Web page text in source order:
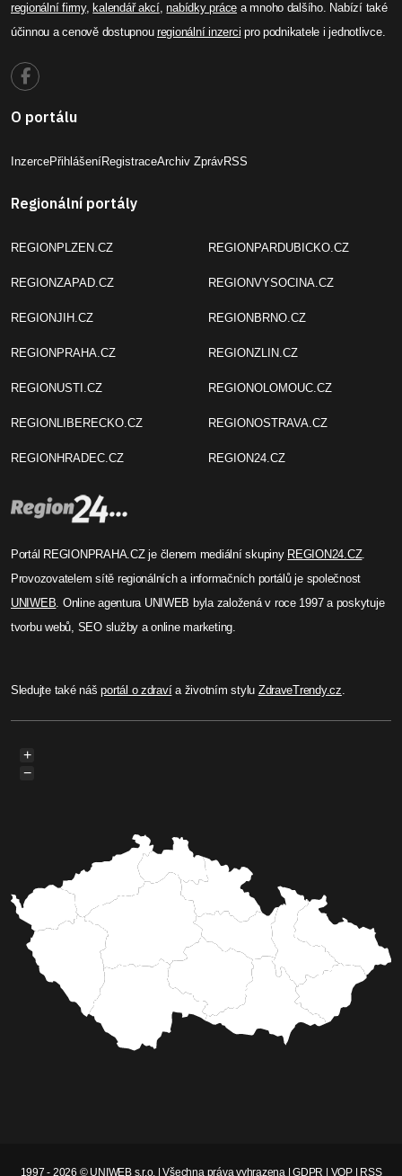
regionální firmy, kalendář akcí,nabídky práce a mnoho dalšího. Nabízí také
účinnou a cenově dostupnou regionální inzerci pro podnikatele i jednotlivce.
O portálu
InzercePřihlášeníRegistraceArchiv ZprávRSS
Regionální portály
REGIONPLZEN.CZ
REGIONZAPAD.CZ
REGIONJIH.CZ
REGIONPRAHA.CZ
REGIONUSTI.CZ
REGIONLIBERECKO.CZ
REGIONHRADEC.CZ
REGIONPARDUBICKO.CZ
REGIONVYSOCINA.CZ
REGIONBRNO.CZ
REGIONZLIN.CZ
REGIONOLOMOUC.CZ
REGIONOSTRAVA.CZ
REGION24.CZ
Portál REGIONPRAHA.CZ je členem mediální skupiny REGION24.CZ.
Provozovatelem sítě regionálních a informačních portálů je společnost
UNIWEB. Online agentura UNIWEB byla založená v roce 1997 a poskytuje
tvorbu webů, SEO služby a online marketing.
Sledujte také nášportál o zdravía životním stylu ZdraveTrendy.cz.
+
−
1997 - 2026 © UNIWEB s.r.o. | Všechna práva vyhrazena |GDPR VOP| RSS